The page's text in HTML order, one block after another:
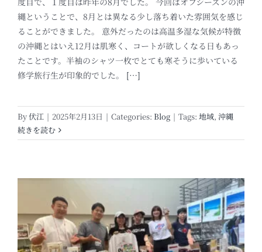
縄ということで、8月とは異なる少し落ち着いた雰囲気を感じ
ることができました。 意外だったのは高温多湿な気候が特徴
の沖縄とはいえ12月は肌寒く、コートが欲しくなる日もあっ
たことです。半袖のシャツ一枚でとても寒そうに歩いている
修学旅行生が印象的でした。 […]
By伏江 | 2025年2月13日 | Categories: Blog | Tags: 地域, 沖縄
続きを読む